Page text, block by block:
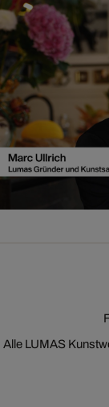
Alle LUMAS